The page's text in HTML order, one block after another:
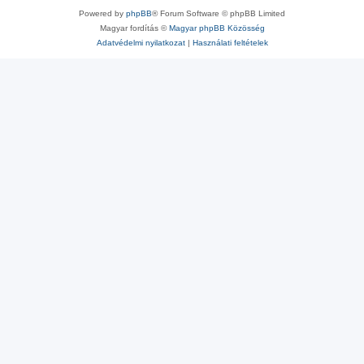
Powered by phpBB® Forum Software © phpBB Limited
Magyar fordítás ©Magyar phpBB Közösség
Adatvédelmi nyilatkozat| Használati feltételek